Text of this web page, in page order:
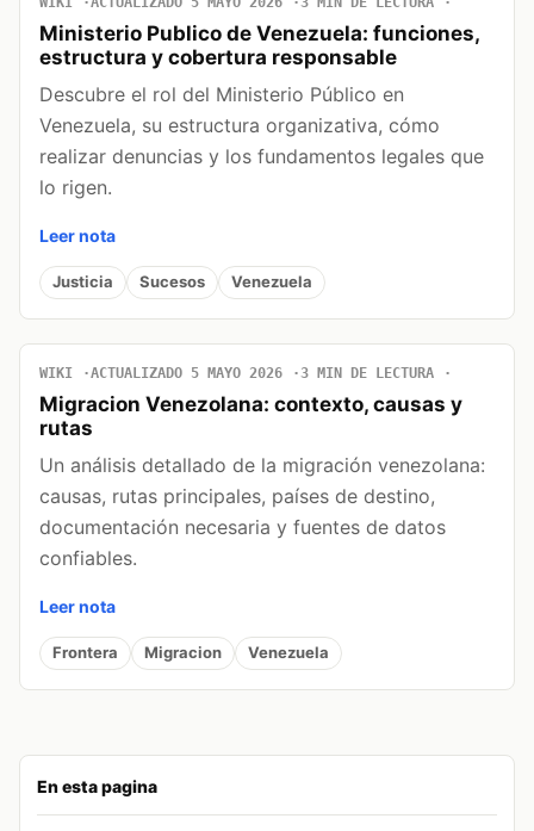
En esta pagina
Ministerio Publico de Venezuela: funciones,
estructura y cobertura responsable
Descubre el rol del Ministerio Público en
Venezuela, su estructura organizativa, cómo
realizar denuncias y los fundamentos legales que
lo rigen.
Leer nota
Justicia Sucesos Venezuela
WIKI ACTUALIZADO 5 MAYO 2026 3 MIN DE LECTURA
Migracion Venezolana: contexto, causas y
rutas
Un análisis detallado de la migración venezolana:
causas, rutas principales, países de destino,
documentación necesaria y fuentes de datos
confiables.
Leer nota
Frontera Migracion Venezuela